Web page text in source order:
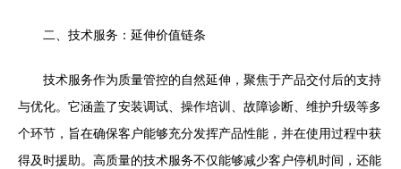
二、技术服务：延伸价值链条
技术服务作为质量管控的自然延伸，聚焦于产品交付后的支持
与优化。它涵盖了安装调试、操作培训、故障诊断、维护升级等多
个环节，旨在确保客户能够充分发挥产品性能，并在使用过程中获
得及时援助。高质量的技术服务不仅能够减少客户停机时间，还能